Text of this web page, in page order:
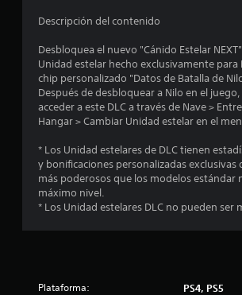
Descripción del contenido
Desbloquea el nuevo "Cánido Estelar
Unidad estelar hecho exclusivamente para
chip personalizado "Datos de Batalla de
Después de desbloquear a Nilo en el
acceder a este DLC a través de Nave >
Hangar > Cambiar Unidad estelar en el
* Los Unidad estelares de DLC tienen
y bonificaciones personalizadas exclusivas
más poderosos que los modelos estándar
máximo nivel.
* Los Unidad estelares DLC no pueden ser
Plataforma: PS4, PS5